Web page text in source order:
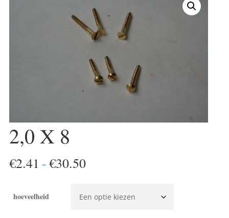
2,0 X 8
€2.41 -€30.50Prijsklasse:
€30.50
hoeveelheid